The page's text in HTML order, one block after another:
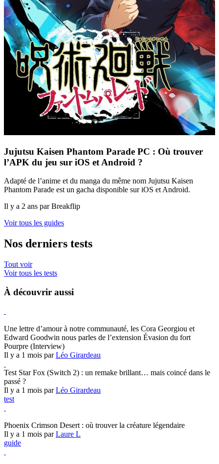
Jujutsu Kaisen Phantom Parade PC : Où trouver
l’APK du jeu sur iOS et Android ?
Adapté de l’anime et du manga du même nom Jujutsu Kaisen
Phantom Parade est un gacha disponible sur iOS et Android.
Il y a 2 ans par Breakflip
Voir tous les guides
Nos derniers tests
Tout voir
Voir tous les tests
À découvrir aussi
Une lettre d’amour à notre communauté, les Cora Georgiou et
Edward Goodwin nous parles de l’extension Évasion du fort
Pourpre (Interview)
Il y a 1 mois parLéo Girardeau
Test Star Fox (Switch 2) : un remake brillant… mais coincé dans le
passé ?
Il y a 1 mois parLéo Girardeau
test
Phoenix Crimson Desert : où trouver la créature légendaire
Il y a 1 mois parLaure L
guide